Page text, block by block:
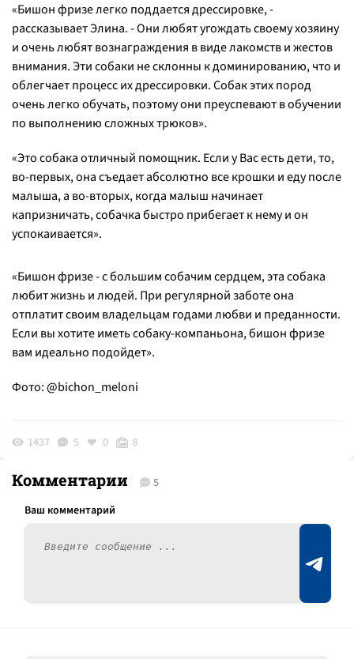
«Бишон фризе легко поддается дрессировке, -
рассказывает Элина. - Они любят угождать своему хозяину
и очень любят вознаграждения в виде лакомств и жестов
внимания. Эти собаки не склонны к доминированию, что и
облегчает процесс их дрессировки. Собак этих пород
очень легко обучать, поэтому они преуспевают в обучении
по выполнению сложных трюков».
«Это собака отличный помощник. Если у Вас есть дети, то,
во-первых, она съедает абсолютно все крошки и еду после
малыша, а во-вторых, когда малыш начинает
капризничать, собачка быстро прибегает к нему и он
успокаивается».
«Бишон фризе - с большим собачим сердцем, эта собака
любит жизнь и людей. При регулярной заботе она
отплатит своим владельцам годами любви и преданности.
Если вы хотите иметь собаку-компаньона, бишон фризе
вам идеально подойдет».
Фото: @bichon_meloni
1437 5 0 8
Комментарии 5